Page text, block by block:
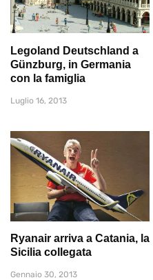
Legoland Deutschland a
Günzburg, in Germania
con la famiglia
Luglio 16, 2013
Ryanair arriva a Catania, la
Sicilia collegata
Gennaio 30, 2013